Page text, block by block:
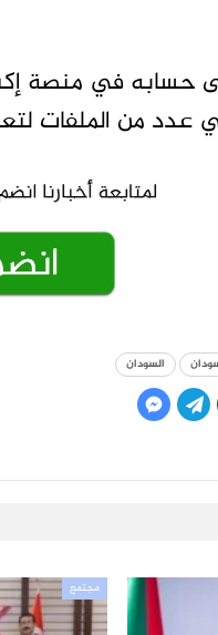
من الملفات
السودان
مجتمع